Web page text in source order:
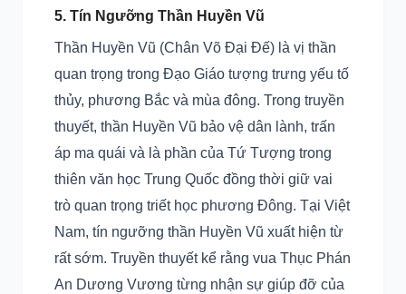
5. Tín Ngưỡng Thần Huyền Vũ
Thần Huyền Vũ (Chân Võ Đại Đế) là vị thần
quan trọng trong Đạo Giáo tượng trưng yếu tố
thủy, phương Bắc và mùa đông. Trong truyền
thuyết, thần Huyền Vũ bảo vệ dân lành, trấn
áp ma quái và là phần của Tứ Tượng trong
thiên văn học Trung Quốc đồng thời giữ vai
trò quan trọng triết học phương Đông. Tại Việt
Nam, tín ngưỡng thần Huyền Vũ xuất hiện từ
rất sớm. Truyền thuyết kể rằng vua Thục Phán
An Dương Vương từng nhận sự giúp đỡ của